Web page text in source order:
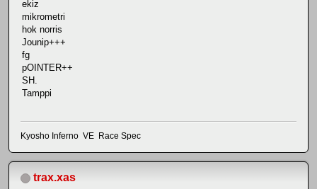
ekiz
mikrometri
hok norris
Jounip+++
fg
pOINTER++
SH.
Tamppi
Kyosho Inferno VE Race Spec
trax.xas